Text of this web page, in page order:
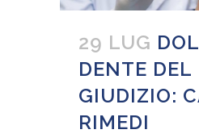
29 LUG
DENTE DEL
GIUDIZIO:
RIMEDI